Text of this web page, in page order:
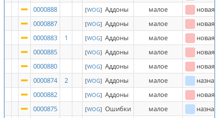
0000888
[WOG] Аддоны малое
новая
0000887
[WOG] Аддоны малое
новая
0000883
1 [WOG] Аддоны малое
новая
0000885
[WOG] Аддоны малое
новая
0000880
[WOG] Аддоны малое
новая
0000874
2 [WOG] Аддоны малое
0000882
[WOG] Аддоны малое
новая
0000875
[WOG] Ошибки малое